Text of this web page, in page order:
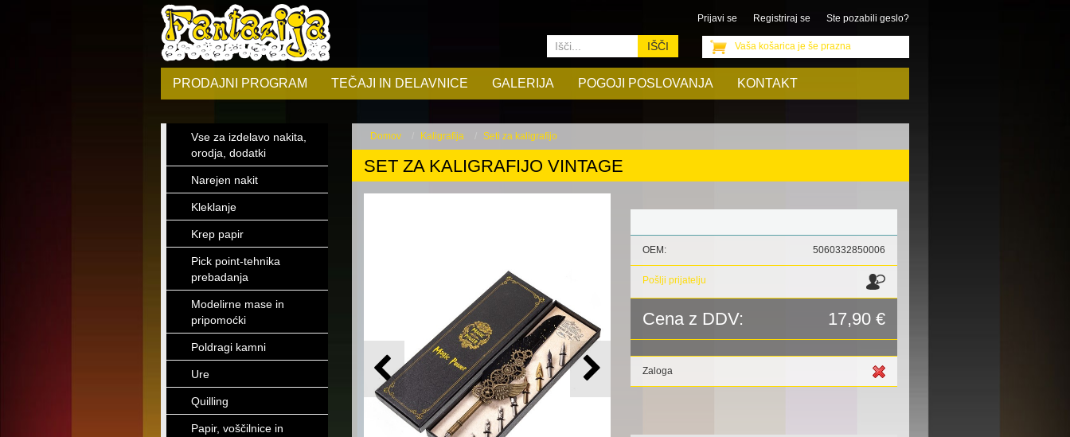
Prijavi se Registriraj se Ste pozabili geslo?
Vaša košarica je še prazna
PRODAJNI PROGRAM TEČAJI IN DELAVNICE GALERIJA POGOJI POSLOVANJA KONTAKT
IŠČI
Vse za izdelavo nakita,
orodja, dodatki
Narejen nakit
Kleklanje
Krep papir
Pick point-tehnika
prebadanja
Modelirne mase in
pripomoćki
Poldragi kamni
Ure
Quilling
Papir, voščilnice in
Domov Kaligrafija Seti za kaligrafijo
SET ZA KALIGRAFIJO VINTAGE
OEM: 5060332850006
Pošlji prijatelju
Cena z DDV: 17,90 €
Zaloga